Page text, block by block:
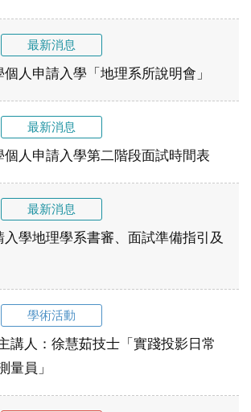
最新消息
人申請入學「地理系所說明會」
最新消息
個人申請入學第二階段面試時間表
最新消息
入學地理學系書審、面試準備指引及
學術活動
講人：徐慧茹技士「實踐投影日常
量員」